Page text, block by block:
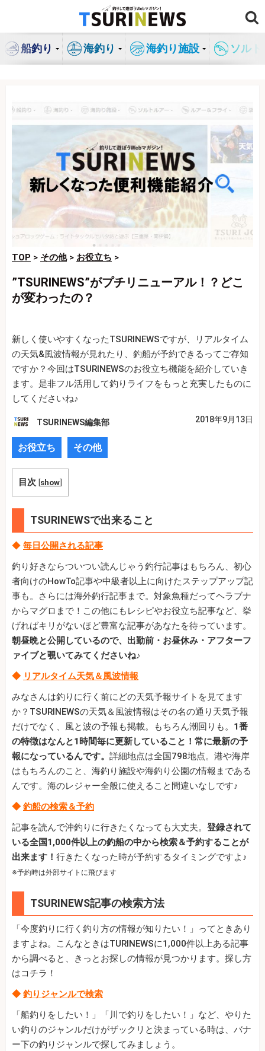
ン
船釣り 海釣り 海釣り施設 ソル
TOP > その他> お役立ち >
”TSURINEWS”がプチリニューアル！？どこ
が変わったの？
新しく使いやすくなったTSURINEWSですが、リアルタイム
の天気&風波情報が見れたり、釣船が予約できるってご存知
ですか？今回はTSURINEWSのお役立ち機能を紹介していき
ます。是非フル活用して釣りライフをもっと充実したものに
してくださいね♪
TSURINEWS編集部 2018年9月13日
お役立ち その他
目次 [show]
TSURINEWSで出来ること
◆ 毎日公開される記事
釣り好きならついつい読んじゃう釣行記事はもちろん、初心
者向けのHowTo記事や中級者以上に向けたステップアップ記
事も。さらには海外釣行記事まで。対象魚種だってヘラブナ
からマグロまで！この他にもレシピやお役立ち記事など、挙
げればキリがないほど豊富な記事があなたを待っています。
朝昼晩と公開しているので、出勤前・お昼休み・アフターフ
ァイブと覗いてみてくださいね♪
◆ リアルタイム天気＆風波情報
みなさんは釣りに行く前にどの天気予報サイトを見てます
か？TSURINEWSの天気＆風波情報はその名の通り天気予報
だけでなく、風と波の予報も掲載。もちろん潮回りも。 1番
の特徴はなんと1時間毎に更新していること！常に最新の予
報になっているんです。 詳細地点は全国798地点。港や海岸
はもちろんのこと、海釣り施設や海釣り公園の情報まである
んです。海のレジャー全般に使えること間違いなしです♪
◆ 釣船の検索＆予約
記事を読んで沖釣りに行きたくなっても大丈夫。 登録されて
いる全国1,000件以上の釣船の中から検索＆予約することが
出来ます！ 行きたくなった時が予約するタイミングですよ♪
※予約時は外部サイトに飛びます
TSURINEWS記事の検索方法
「今度釣りに行く釣り方の情報が知りたい！」ってときあり
ますよね。こんなときはTURINEWSに1,000件以上ある記事
から調べると、きっとお探しの情報が見つかります。探し方
はコチラ！
◆ 釣りジャンルで検索
「船釣りをしたい！」「川で釣りをしたい！」など、やりた
い釣りのジャンルだけがザックリと決まっている時は、バナ
ー下の釣りジャンルで探してみましょう。